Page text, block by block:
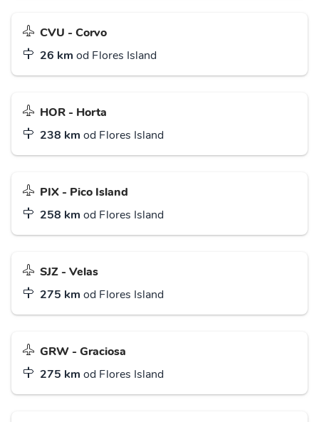
CVU - Corvo
26 km od Flores Island
HOR - Horta
238 km od Flores Island
PIX - Pico Island
258 km od Flores Island
SJZ - Velas
275 km od Flores Island
GRW - Graciosa
275 km od Flores Island